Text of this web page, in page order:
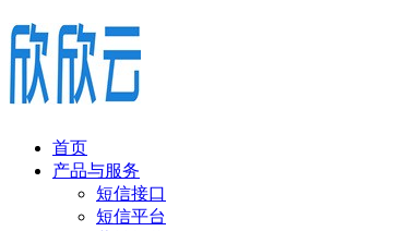
首页
产品与服务
短信接口
短信平台